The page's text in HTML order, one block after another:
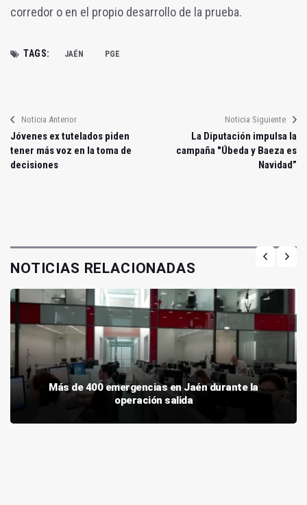
corredor o en el propio desarrollo de la prueba.
TAGS: JAÉN PGE
Noticia Anterior
Jóvenes ex tutelados piden
tener más voz en la toma de
decisiones
Noticia Siguiente
La Diputación impulsa la
campaña "Úbeda y Baeza es
Navidad”
NOTICIAS RELACIONADAS
Más de 400 emergencias en Jaén durante la
operación salida